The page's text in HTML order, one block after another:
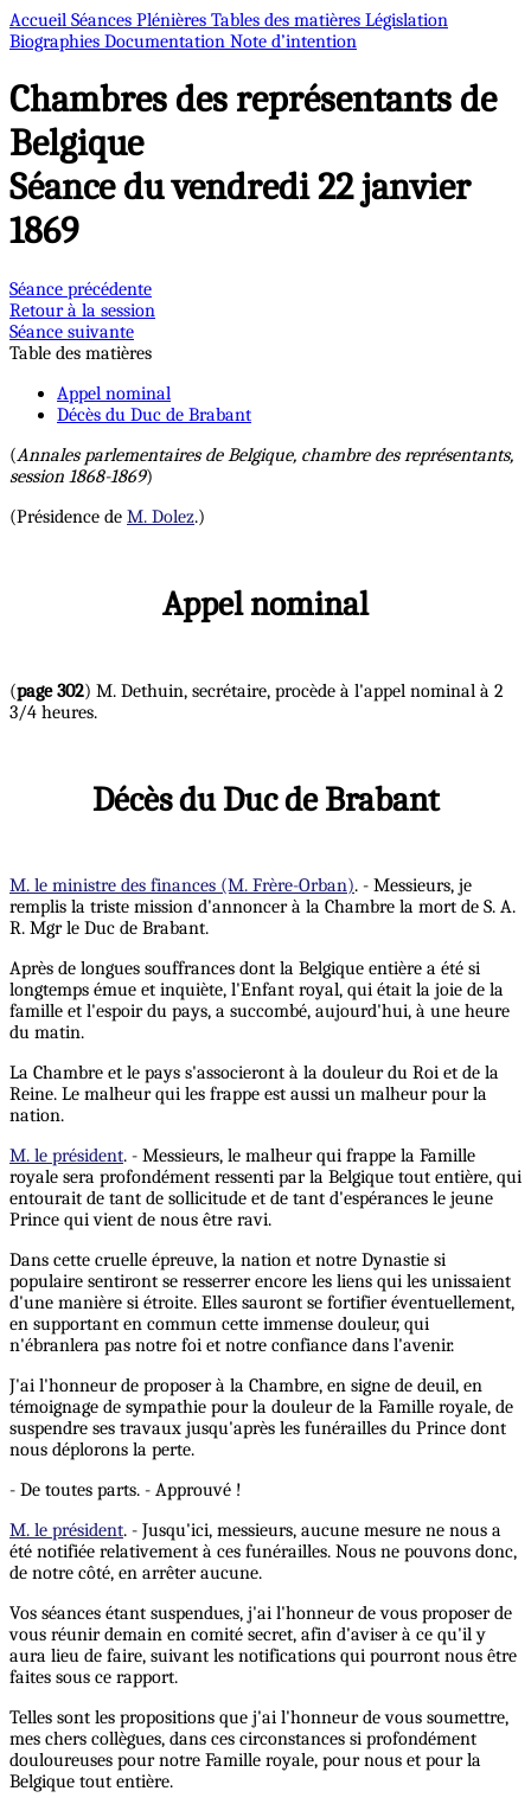
Accueil Séances Plénières Tables des matières Législation
Biographies Documentation Note d’intention
Chambres des représentants de
Belgique
Séance du vendredi 22 janvier
1869
Séance précédente
Retour à la session
Séance suivante
Table des matières
Appel nominal
Décès du Duc de Brabant
(Annales parlementaires de Belgique, chambre des représentants,
session 1868-1869)
(Présidence de M. Dolez.)
Appel nominal
(page 302) M. Dethuin, secrétaire, procède à l'appel nominal à 2
3/4 heures.
Décès du Duc de Brabant
M. le ministre des finances (M. Frère-Orban). - Messieurs, je
remplis la triste mission d'annoncer à la Chambre la mort de S. A.
R. Mgr le Duc de Brabant.
Après de longues souffrances dont la Belgique entière a été si
longtemps émue et inquiète, l'Enfant royal, qui était la joie de la
famille et l'espoir du pays, a succombé, aujourd'hui, à une heure
du matin.
La Chambre et le pays s'associeront à la douleur du Roi et de la
Reine. Le malheur qui les frappe est aussi un malheur pour la
nation.
M. le président. - Messieurs, le malheur qui frappe la Famille
royale sera profondément ressenti par la Belgique tout entière, qui
entourait de tant de sollicitude et de tant d'espérances le jeune
Prince qui vient de nous être ravi.
Dans cette cruelle épreuve, la nation et notre Dynastie si
populaire sentiront se resserrer encore les liens qui les unissaient
d'une manière si étroite. Elles sauront se fortifier éventuellement,
en supportant en commun cette immense douleur, qui
n'ébranlera pas notre foi et notre confiance dans l'avenir.
J'ai l'honneur de proposer à la Chambre, en signe de deuil, en
témoignage de sympathie pour la douleur de la Famille royale, de
suspendre ses travaux jusqu'après les funérailles du Prince dont
nous déplorons la perte.
- De toutes parts. - Approuvé !
M. le président. - Jusqu'ici, messieurs, aucune mesure ne nous a
été notifiée relativement à ces funérailles. Nous ne pouvons donc,
de notre côté, en arrêter aucune.
Vos séances étant suspendues, j'ai l'honneur de vous proposer de
vous réunir demain en comité secret, afin d'aviser à ce qu'il y
aura lieu de faire, suivant les notifications qui pourront nous être
faites sous ce rapport.
Telles sont les propositions que j'ai l'honneur de vous soumettre,
mes chers collègues, dans ces circonstances si profondément
douloureuses pour notre Famille royale, pour nous et pour la
Belgique tout entière.